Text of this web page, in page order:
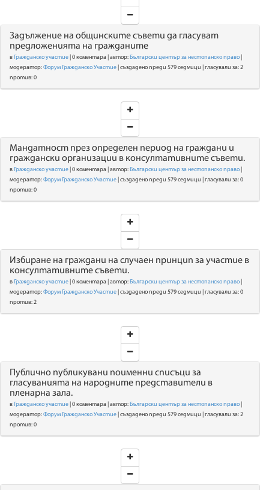
Задължение на общинските съвети да гласуват
предложенията на гражданите
в Гражданско участие | 0 коментара | автор: Български център за нестопанско право
модератор:Форум Гражданско Участие | създадено преди 579 седмици | гласували за: 2
против: 0
Мандатност през определен период на граждани и
граждански организации в консултативните съвети.
в Гражданско участие | 0 коментара | автор: Български център за нестопанско право
модератор:Форум Гражданско Участие | създадено преди 579 седмици | гласували за: 0
против: 0
Избиране на граждани на случаен принцип за участие в
консултативните съвети.
в Гражданско участие | 0 коментара | автор: Български център за нестопанско право
модератор:Форум Гражданско Участие | създадено преди 579 седмици | гласували за: 0
против: 2
Публично публикувани поименни списъци за
гласуванията на народните представители в
пленарна зала.
в Гражданско участие | 0 коментара | автор: Български център за нестопанско право
модератор:Форум Гражданско Участие | създадено преди 579 седмици | гласували за: 2
против: 0